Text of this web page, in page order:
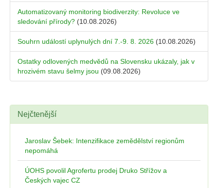
Automatizovaný monitoring biodiverzity: Revoluce ve
sledování přírody? (10.08.2026)
Souhrn událostí uplynulých dní 7.-9. 8. 2026 (10.08.2026)
Ostatky odlovených medvědů na Slovensku ukázaly, jak v
hrozivém stavu šelmy jsou (09.08.2026)
Nejčtenější
Jaroslav Šebek: Intenzifikace zemědělství regionům
nepomáhá
ÚOHS povolil Agrofertu prodej Druko Střížov a
Českých vajec CZ